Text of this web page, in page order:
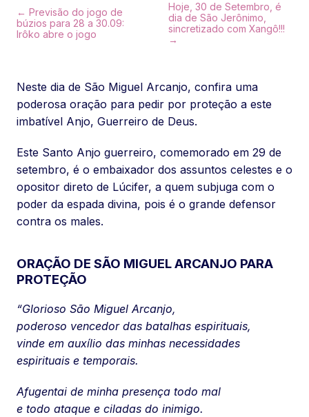
← Previsão do jogo de
búzios para 28 a 30.09:
Irôko abre o jogo
Hoje, 30 de Setembro, é
dia de São Jerônimo,
sincretizado com Xangô!!!
→
Neste dia de São Miguel Arcanjo, confira uma
poderosa oração para pedir por proteção a este
imbatível Anjo, Guerreiro de Deus.
Este Santo Anjo guerreiro, comemorado em 29 de
setembro, é o embaixador dos assuntos celestes e o
opositor direto de Lúcifer, a quem subjuga com o
poder da espada divina, pois é o grande defensor
contra os males.
ORAÇÃO DE SÃO MIGUEL ARCANJO PARA
PROTEÇÃO
“Glorioso São Miguel Arcanjo,
poderoso vencedor das batalhas espirituais,
vinde em auxílio das minhas necessidades
espirituais e temporais.
Afugentai de minha presença todo mal
e todo ataque e ciladas do inimigo.